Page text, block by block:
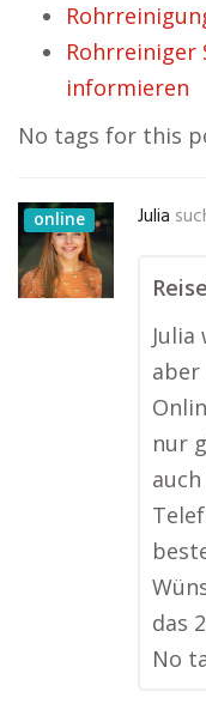
Rohrreiniger
informieren
No tags for this
online Julia
aber
nur
das
No